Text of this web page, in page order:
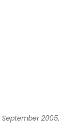
September 2005,